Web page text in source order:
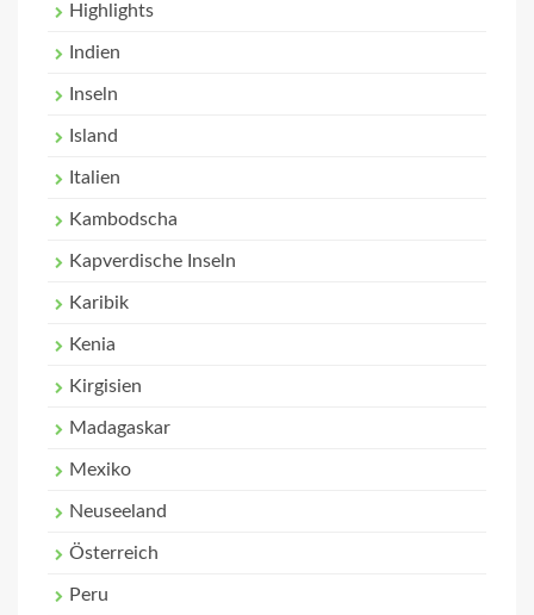
Highlights
Indien
Inseln
Island
Italien
Kambodscha
Kapverdische Inseln
Karibik
Kenia
Kirgisien
Madagaskar
Mexiko
Neuseeland
Österreich
Peru